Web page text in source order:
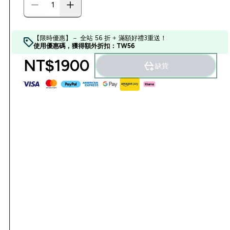
【限時優惠】－ 全站 56 折 + 滿額好禮3重送！
使用優惠碼，獲得額外折扣：TW56
NT$1900‎ 缺貨